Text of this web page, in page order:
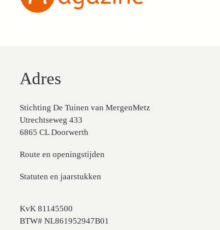
Adres
Stichting De Tuinen van MergenMetz
Utrechtseweg 433
6865 CL Doorwerth
Route en openingstijden
Statuten en jaarstukken
KvK 81145500
BTW# NL861952947B01